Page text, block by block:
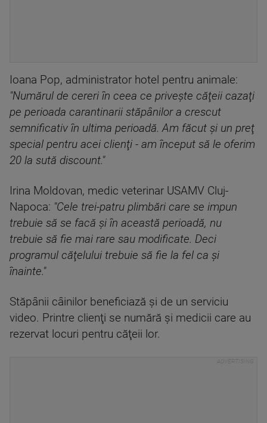
Ioana Pop, administrator hotel pentru animale:
"Numărul de cereri în ceea ce priveşte căţeii cazaţi
pe perioada carantinarii stăpânilor a crescut
semnificativ în ultima perioadă. Am făcut şi un preţ
special pentru acei clienţi - am început să le oferim
20 la sută discount."
Irina Moldovan, medic veterinar USAMV Cluj-
Napoca: "Cele trei-patru plimbări care se impun
trebuie să se facă şi în această perioadă, nu
trebuie să fie mai rare sau modificate. Deci
programul căţelului trebuie să fie la fel ca şi
înainte."
Stăpânii câinilor beneficiază şi de un serviciu
video. Printre clienţi se numără şi medicii care au
rezervat locuri pentru căţeii lor.